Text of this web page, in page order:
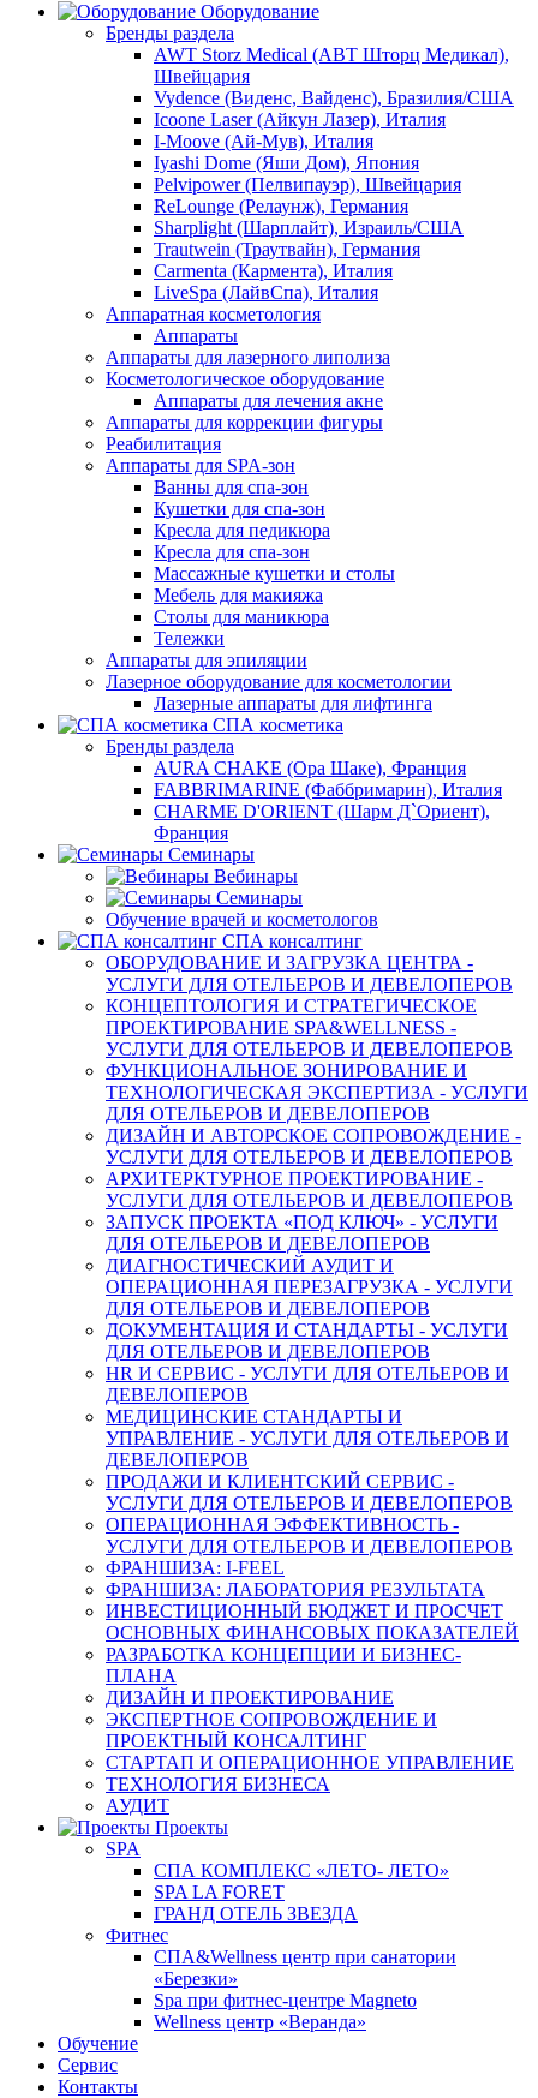
Оборудование
Бренды раздела
AWT Storz Medical (АВТ Шторц Медикал),
Швейцария
Vydence (Виденс, Вайденс), Бразилия/США
Icoone Laser (Айкун Лазер), Италия
I-Moove (Ай-Мув), Италия
Iyashi Dome (Яши Дом), Япония
Pelvipower (Пелвипауэр), Швейцария
ReLounge (Релаунж), Германия
Sharplight (Шарплайт), Израиль/США
Trautwein (Траутвайн), Германия
Carmenta (Кармента), Италия
LiveSpa (ЛайвСпа), Италия
Аппаратная косметология
Аппараты
Аппараты для лазерного липолиза
Косметологическое оборудование
Аппараты для лечения акне
Аппараты для коррекции фигуры
Реабилитация
Аппараты для SPA-зон
Ванны для спа-зон
Кушетки для спа-зон
Кресла для педикюра
Кресла для спа-зон
Массажные кушетки и столы
Мебель для макияжа
Столы для маникюра
Тележки
Аппараты для эпиляции
Лазерное оборудование для косметологии
Лазерные аппараты для лифтинга
СПА косметика
Бренды раздела
AURA CHAKE (Ора Шаке), Франция
FABBRIMARINE (Фаббримарин), Италия
CHARME D'ORIENT (Шарм Д`Ориент),
Франция
Семинары
Вебинары
Семинары
Обучение врачей и косметологов
СПА консалтинг
ОБОРУДОВАНИЕ И ЗАГРУЗКА ЦЕНТРА -
УСЛУГИ ДЛЯ ОТЕЛЬЕРОВ И ДЕВЕЛОПЕРОВ
КОНЦЕПТОЛОГИЯ И СТРАТЕГИЧЕСКОЕ
ПРОЕКТИРОВАНИЕ SPA&WELLNESS -
УСЛУГИ ДЛЯ ОТЕЛЬЕРОВ И ДЕВЕЛОПЕРОВ
ФУНКЦИОНАЛЬНОЕ ЗОНИРОВАНИЕ И
ТЕХНОЛОГИЧЕСКАЯ ЭКСПЕРТИЗА - УСЛУГИ
ДЛЯ ОТЕЛЬЕРОВ И ДЕВЕЛОПЕРОВ
ДИЗАЙН И АВТОРСКОЕ СОПРОВОЖДЕНИЕ -
УСЛУГИ ДЛЯ ОТЕЛЬЕРОВ И ДЕВЕЛОПЕРОВ
АРХИТЕРКТУРНОЕ ПРОЕКТИРОВАНИЕ -
УСЛУГИ ДЛЯ ОТЕЛЬЕРОВ И ДЕВЕЛОПЕРОВ
ЗАПУСК ПРОЕКТА «ПОД КЛЮЧ» - УСЛУГИ
ДЛЯ ОТЕЛЬЕРОВ И ДЕВЕЛОПЕРОВ
ДИАГНОСТИЧЕСКИЙ АУДИТ И
ОПЕРАЦИОННАЯ ПЕРЕЗАГРУЗКА - УСЛУГИ
ДЛЯ ОТЕЛЬЕРОВ И ДЕВЕЛОПЕРОВ
ДОКУМЕНТАЦИЯ И СТАНДАРТЫ - УСЛУГИ
ДЛЯ ОТЕЛЬЕРОВ И ДЕВЕЛОПЕРОВ
HR И СЕРВИС - УСЛУГИ ДЛЯ ОТЕЛЬЕРОВ И
ДЕВЕЛОПЕРОВ
МЕДИЦИНСКИЕ СТАНДАРТЫ И
УПРАВЛЕНИЕ - УСЛУГИ ДЛЯ ОТЕЛЬЕРОВ И
ДЕВЕЛОПЕРОВ
ПРОДАЖИ И КЛИЕНТСКИЙ СЕРВИС -
УСЛУГИ ДЛЯ ОТЕЛЬЕРОВ И ДЕВЕЛОПЕРОВ
ОПЕРАЦИОННАЯ ЭФФЕКТИВНОСТЬ -
УСЛУГИ ДЛЯ ОТЕЛЬЕРОВ И ДЕВЕЛОПЕРОВ
ФРАНШИЗА: I-FEEL
ФРАНШИЗА: ЛАБОРАТОРИЯ РЕЗУЛЬТАТА
ИНВЕСТИЦИОННЫЙ БЮДЖЕТ И ПРОСЧЕТ
ОСНОВНЫХ ФИНАНСОВЫХ ПОКАЗАТЕЛЕЙ
РАЗРАБОТКА КОНЦЕПЦИИ И БИЗНЕС-
ПЛАНА
ДИЗАЙН И ПРОЕКТИРОВАНИЕ
ЭКСПЕРТНОЕ СОПРОВОЖДЕНИЕ И
ПРОЕКТНЫЙ КОНСАЛТИНГ
СТАРТАП И ОПЕРАЦИОННОЕ УПРАВЛЕНИЕ
ТЕХНОЛОГИЯ БИЗНЕСА
АУДИТ
Проекты
SPA
СПА КОМПЛЕКС «ЛЕТО- ЛЕТО»
SPA LA FORET
ГРАНД ОТЕЛЬ ЗВЕЗДА
Фитнес
СПА&Wellness центр при санатории
«Березки»
Spa при фитнес-центре Magneto
Wellness центр «Веранда»
Обучение
Сервис
Контакты